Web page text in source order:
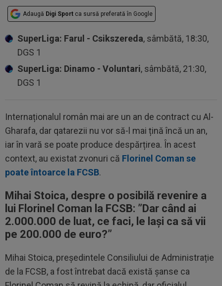
Adaugă Digi Sport ca sursă preferată în Google
SuperLiga: Farul - Csikszereda, sâmbătă, 18:30,
DGS 1
SuperLiga: Dinamo - Voluntari, sâmbătă, 21:30,
DGS 1
Internaționalul român mai are un an de contract cu Al-
Gharafa, dar qatarezii nu vor să-l mai țină încă un an,
iar în vară se poate produce despărțirea. În acest
context, au existat zvonuri că Florinel Coman se
poate întoarce la FCSB.
Mihai Stoica, despre o posibilă revenire a
lui Florinel Coman la FCSB: ”Dar când ai
2.000.000 de luat, ce faci, le lași ca să vii
pe 200.000 de euro?”
Mihai Stoica, președintele Consiliului de Administrație
de la FCSB, a fost întrebat dacă există șanse ca